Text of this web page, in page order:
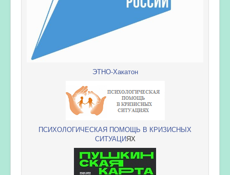
ЭТНО-Хакатон
ПСИХОЛОГИЧЕСКАЯ ПОМОЩЬ В КРИЗИСНЫХ
СИТУАЦИЯХ